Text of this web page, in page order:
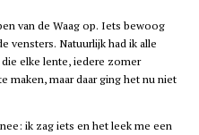
van de Waag op. Iets bewoog
vensters. Natuurlijk had ik alle
elke lente, iedere zomer
maken, maar daar ging het nu niet
ik zag iets en het leek me een